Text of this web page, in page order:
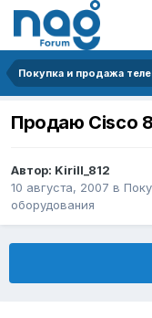
Продаю Cisco
Автор: Kirill_812
10 августа, 2007 в
оборудования